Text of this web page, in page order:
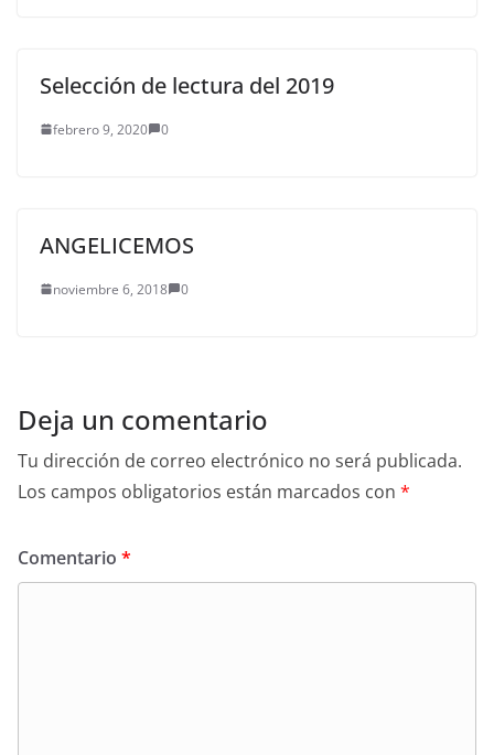
Selección de lectura del 2019
febrero 9, 2020 0
ANGELICEMOS
noviembre 6, 2018 0
Deja un comentario
Tu dirección de correo electrónico no será publicada.
Los campos obligatorios están marcados con *
Comentario *